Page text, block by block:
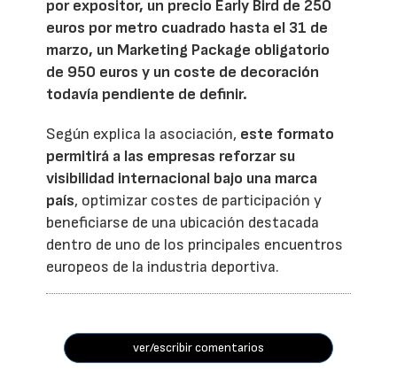
por expositor, un precio Early Bird de 250
euros por metro cuadrado hasta el 31 de
marzo, un Marketing Package obligatorio
de 950 euros y un coste de decoración
todavía pendiente de definir.
Según explica la asociación, este formato
permitirá a las empresas reforzar su
visibilidad internacional bajo una marca
país, optimizar costes de participación y
beneficiarse de una ubicación destacada
dentro de uno de los principales encuentros
europeos de la industria deportiva.
ver/escribir comentarios